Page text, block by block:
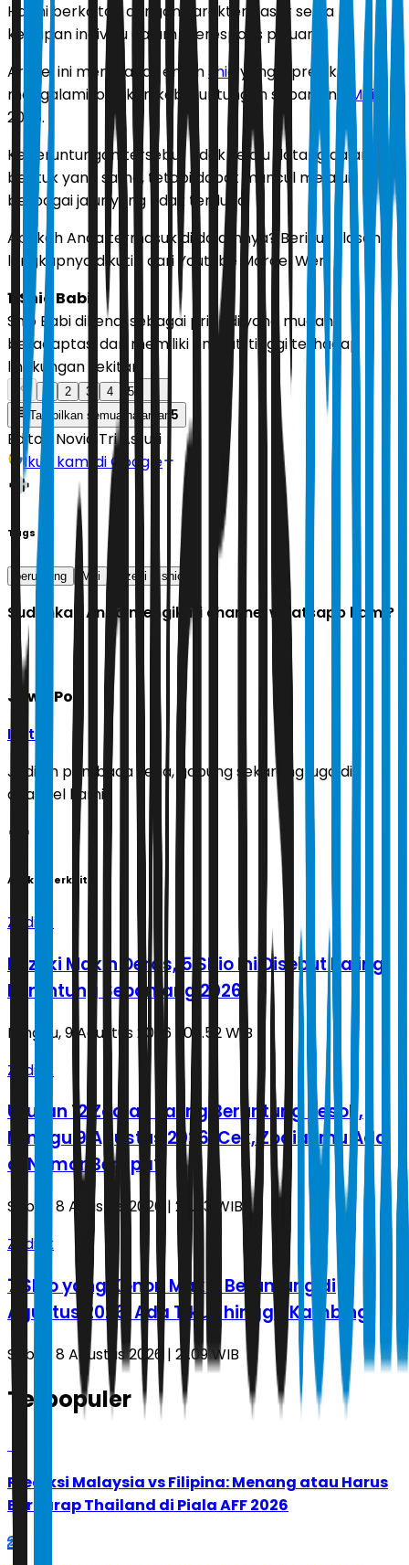
Hal ini berkaitan dengan karakter dasar serta
kesiapan individu dalam merespons peluang.
Artikel ini membahas enamshio yang diprediksi
mengalami lonjakan keberuntungan sepanjang
Mei
2026.
Keberuntungan tersebut tidak selalu datang dalam
bentuk yang sama, tetapi dapat muncul melalui
berbagai jalur yang tidak terduga.
Apakah Anda termasuk di dalamnya? Berikut ulasan
lengkapnya dikutip dari Youtube Marcel Wen.
1. Shio Babi
Shio Babi dikenal sebagai pribadi yang mudah
beradaptasi dan memiliki empati tinggi terhadap
lingkungan sekitar.
2 3 4
5
Tampilkan semua halaman 5
Editor: Novia Tri Astuti
Ikuti kami di Google
Tags
beruntung Mei rezeki shio
Sudahkah Anda mengikuti channel whatsapp kami?
Jawa Pos
Ikuti
Jadilah pembaca setia, gabung sekarang juga di
channel kami!
Artikel Terkait
Zodiak
Rezeki Makin Deras, 5 Shio Ini Disebut Paling
Beruntung Sepanjang 2026
Minggu, 9 Agustus 2026 | 05.52 WIB
Zodiak
Urutan 12 Zodiak Paling Beruntung Besok,
Minggu 9 Agustus 2026: Cek, Zodiakmu Ada
di Nomor Berapa?
Sabtu, 8 Agustus 2026 | 23.03 WIB
Zodiak
7 Shio yang Konon Makin Beruntung di
Agustus 2026, Ada Tikus hingga Kambing
Sabtu, 8 Agustus 2026 | 21.09 WIB
Terpopuler
Prediksi Malaysia vs Filipina: Menang atau Harus
Berharap Thailand di Piala AFF 2026
2